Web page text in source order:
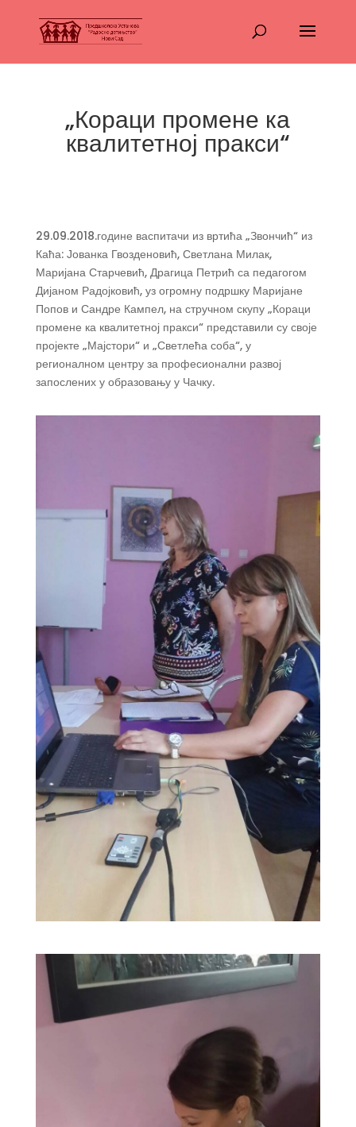
„Кораци промене ка
квалитетној пракси“
29.09.2018.године васпитачи из вртића „Звончић“ из
Каћа: Јованка Гвозденовић, Светлана Милак,
Маријана Старчевић, Драгица Петрић са педагогом
Дијаном Радојковић, уз огромну подршку Маријане
Попов и Сандре Кампел, на стручном скупу „Кораци
промене ка квалитетној пракси“ представили су своје
пројекте „Мајстори“ и „Светлећа соба“, у
регионалном центру за професионални развој
запослених у образовању у Чачку.